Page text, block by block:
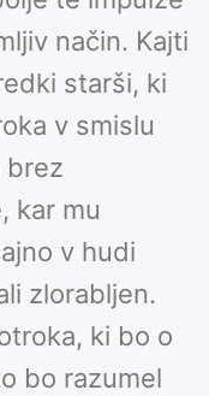
način. Kajti
starši, ki
v smislu
brez
kar mu
v hudi
zlorabljen.
ki bo o
bo razumel